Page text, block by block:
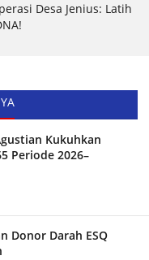
Desa Jenius: Latih
Kukuhkan
Periode 2026–
Donor Darah ESQ